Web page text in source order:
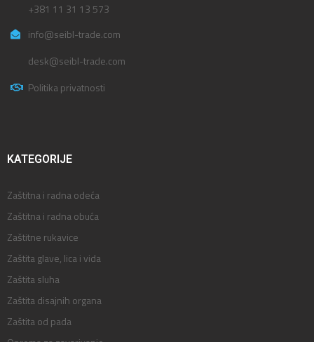
+381 11 31 13 573
info@seibl-trade.com
desk@seibl-trade.com
Politika privatnosti
KATEGORIJE
Zaštitna i radna odeća
Zaštitna i radna obuća
Zaštitne rukavice
Zaštita glave, lica i vida
Zaštita sluha
Zaštita disajnih organa
Zaštita od pada